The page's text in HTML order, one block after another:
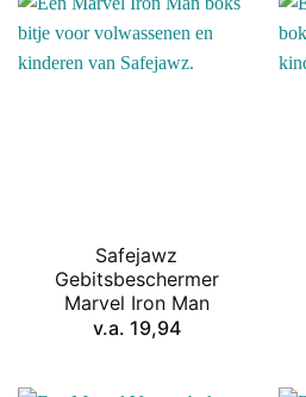
Safejawz
Gebitsbeschermer
Marvel Iron Man
v.a. 19,94